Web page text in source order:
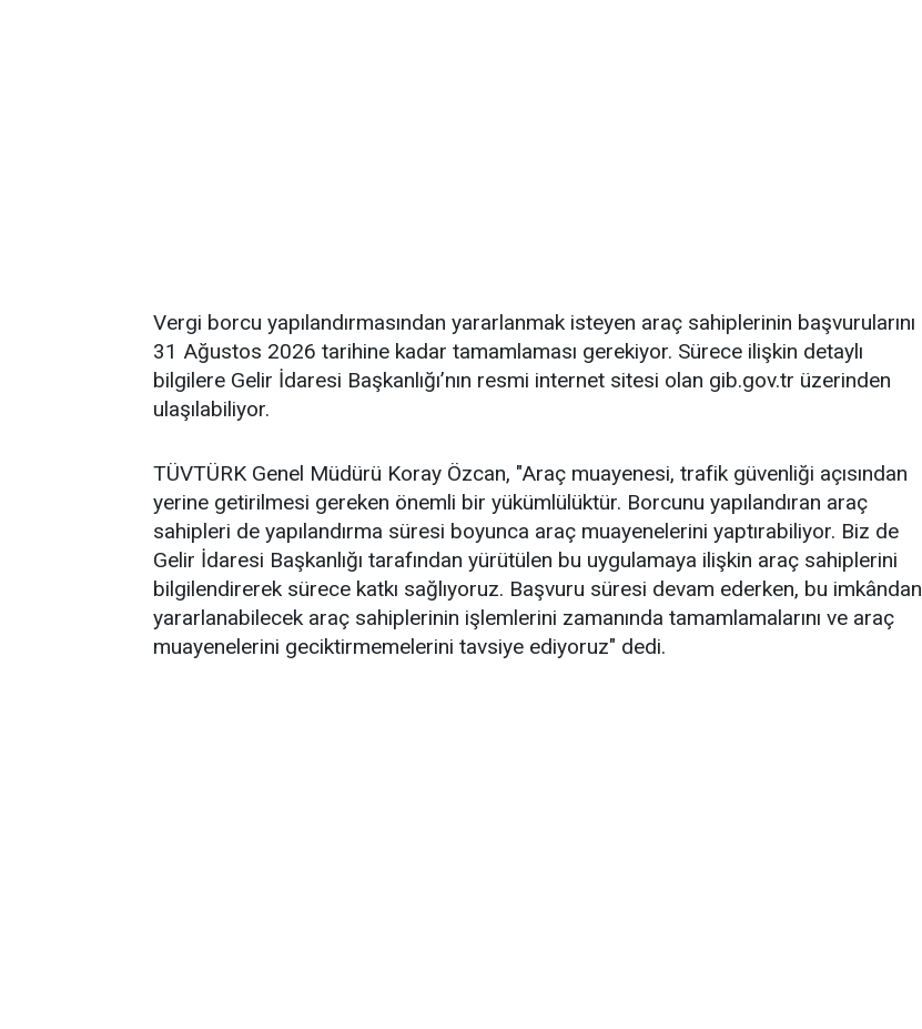
Vergi borcu yapılandırmasından yararlanmak isteyen araç sahiplerinin başvurularını
31 Ağustos 2026 tarihine kadar tamamlaması gerekiyor. Sürece ilişkin detaylı
bilgilere Gelir İdaresi Başkanlığı’nın resmi internet sitesi olan gib.gov.tr üzerinden
ulaşılabiliyor.
TÜVTÜRK Genel Müdürü Koray Özcan, "Araç muayenesi, trafik güvenliği açısından
yerine getirilmesi gereken önemli bir yükümlülüktür. Borcunu yapılandıran araç
sahipleri de yapılandırma süresi boyunca araç muayenelerini yaptırabiliyor. Biz de
Gelir İdaresi Başkanlığı tarafından yürütülen bu uygulamaya ilişkin araç sahiplerini
bilgilendirerek sürece katkı sağlıyoruz. Başvuru süresi devam ederken, bu imkândan
yararlanabilecek araç sahiplerinin işlemlerini zamanında tamamlamalarını ve araç
muayenelerini geciktirmemelerini tavsiye ediyoruz" dedi.